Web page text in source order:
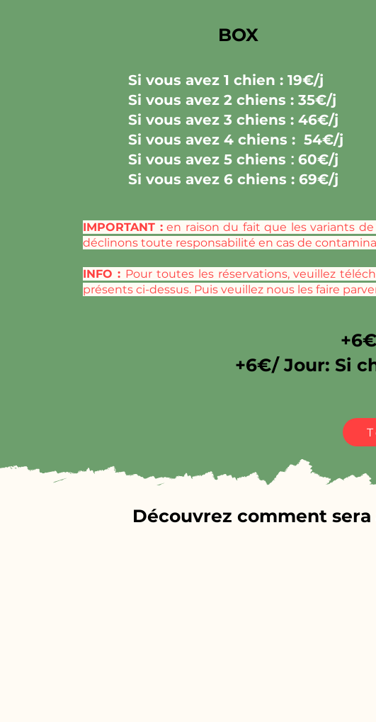
BOX
Si vous avez 1 chien : 19€/j
Si vous avez 2 chiens : 35€/j
Si vous avez 3 chiens : 46€/j
Si vous avez 4 chiens : 54€/j
Si vous avez 5 chiens : 60€/j
Si vous avez 6 chiens : 69€/j
IMPORTANT : en raison du fait que les variants
déclinons toute responsabilité en cas de
INFO : Pour toutes les réservations, veuillez
présents ci-dessus. Puis veuillez nous les faire
+6€/ Jour: Si
Découvrez comment